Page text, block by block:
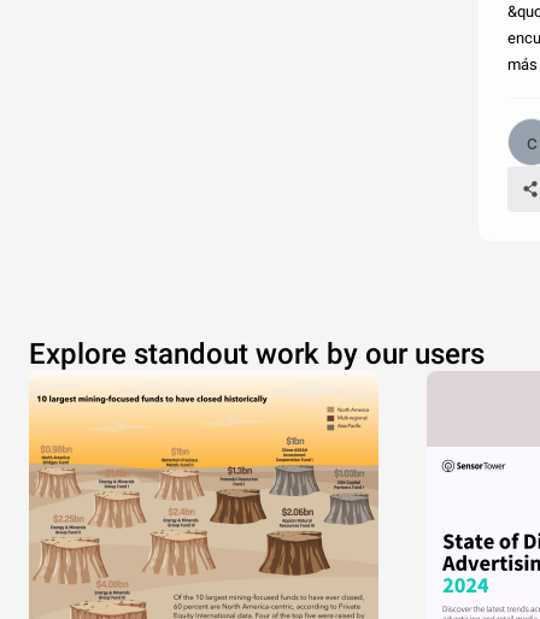
más
Explore standout work by our users